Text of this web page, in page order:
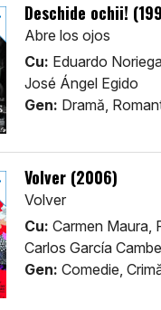
Deschide ochii!
Abre los ojos
Cu: Eduardo
José Ángel Egido
Gen: Dramă,
Volver (2006)
Volver
Cu: Carmen Maura,
Carlos García
Gen: Comedie,